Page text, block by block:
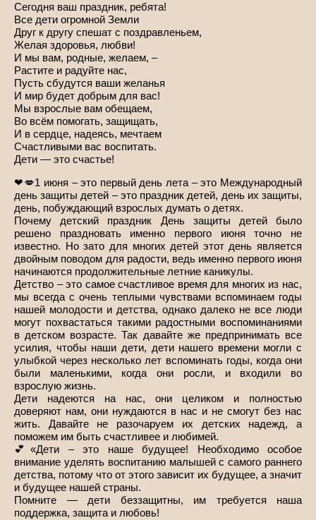
Сегодня ваш праздник, ребята!
Все дети огромной Земли
Друг к другу спешат с поздравленьем,
Желая здоровья, любви!
И мы вам, родные, желаем, –
Растите и радуйте нас,
Пусть сбудутся ваши желанья
И мир будет добрым для вас!
Мы взрослые вам обещаем,
Во всём помогать, защищать,
И в сердце, надеясь, мечтаем
Счастливыми вас воспитать.
Дети — это счастье!
❤💋1 июня – это первый день лета – это Международный
день защиты детей – это праздник детей, день их защиты,
день, побуждающий взрослых думать о детях.
Почему детский праздник День защиты детей было
решено праздновать именно первого июня точно не
известно. Но зато для многих детей этот день является
двойным поводом для радости, ведь именно первого июня
начинаются продолжительные летние каникулы.
Детство – это самое счастливое время для многих из нас,
мы всегда с очень теплыми чувствами вспоминаем годы
нашей молодости и детства, однако далеко не все люди
могут похвастаться такими радостными воспоминаниями
в детском возрасте. Так давайте же предпринимать все
усилия, чтобы наши дети, дети нашего времени могли с
улыбкой через несколько лет вспоминать годы, когда они
были маленькими, когда они росли, и входили во
взрослую жизнь.
Дети надеются на нас, они целиком и полностью
доверяют нам, они нуждаются в нас и не смогут без нас
жить. Давайте не разочаруем их детских надежд, а
поможем им быть счастливее и любимей.
💕«Дети – это наше будущее! Необходимо особое
внимание уделять воспитанию малышей с самого раннего
детства, потому что от этого зависит их будущее, а значит
и будущее нашей страны.
Помните — дети беззащитны, им требуется наша
поддержка, защита и любовь!